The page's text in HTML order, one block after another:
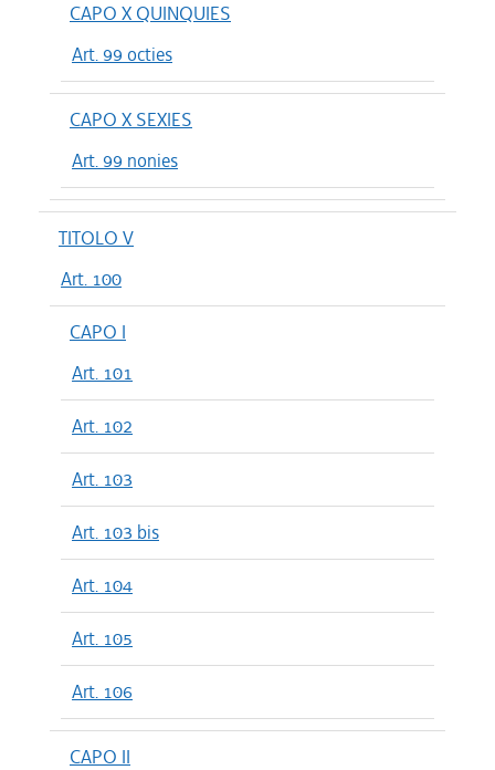
CAPO X QUINQUIES
Art. 99 octies
CAPO X SEXIES
Art. 99 nonies
TITOLO V
Art. 100
CAPO I
Art. 101
Art. 102
Art. 103
Art. 103 bis
Art. 104
Art. 105
Art. 106
CAPO II